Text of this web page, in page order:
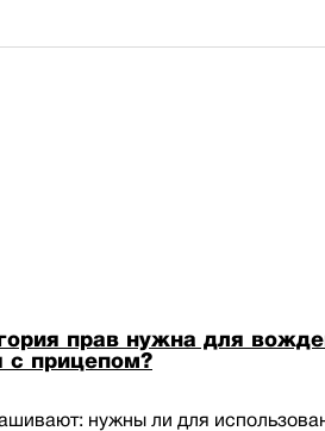
прав нужна для
с прицепом?
нужны ли для